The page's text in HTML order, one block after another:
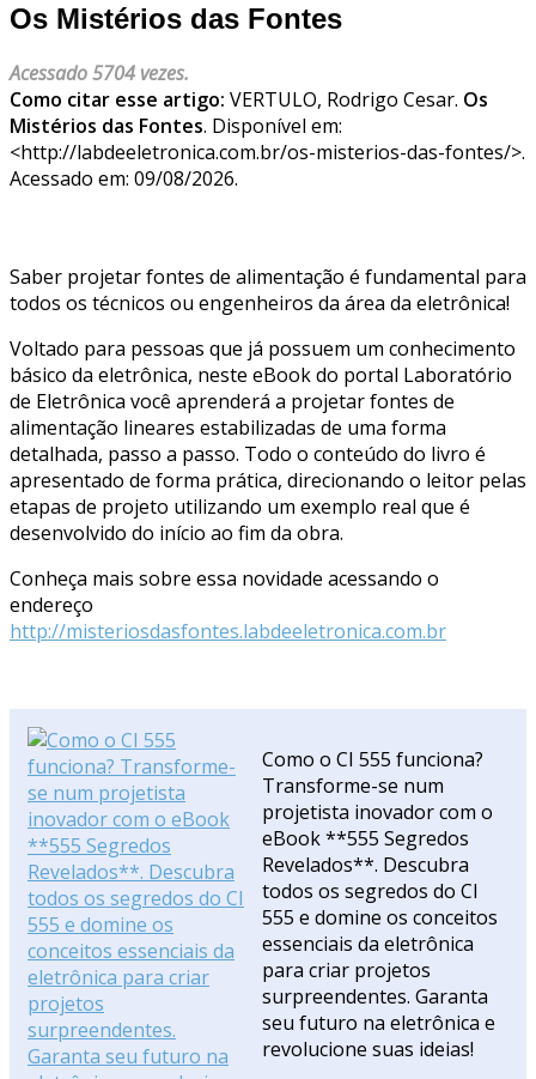
Os Mistérios das Fontes
Acessado 5704 vezes.
Como citar esse artigo: VERTULO, Rodrigo Cesar. Os
Mistérios das Fontes. Disponível em:
<http://labdeeletronica.com.br/os-misterios-das-fontes/>.
Acessado em: 09/08/2026.
Saber projetar fontes de alimentação é fundamental para
todos os técnicos ou engenheiros da área da eletrônica!
Voltado para pessoas que já possuem um conhecimento
básico da eletrônica, neste eBook do portal Laboratório
de Eletrônica você aprenderá a projetar fontes de
alimentação lineares estabilizadas de uma forma
detalhada, passo a passo. Todo o conteúdo do livro é
apresentado de forma prática, direcionando o leitor pelas
etapas de projeto utilizando um exemplo real que é
desenvolvido do início ao fim da obra.
Conheça mais sobre essa novidade acessando o
endereço
http://misteriosdasfontes.labdeeletronica.com.br
Como o CI 555 funciona?
Transforme-se num
projetista inovador com o
eBook **555 Segredos
Revelados**. Descubra
todos os segredos do CI
555 e domine os conceitos
essenciais da eletrônica
para criar projetos
surpreendentes. Garanta
seu futuro na eletrônica e
revolucione suas ideias!